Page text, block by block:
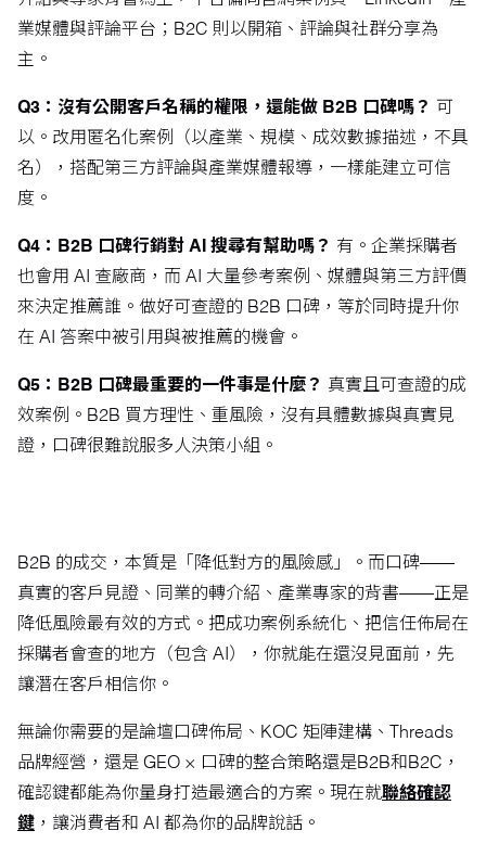
業媒體與評論平台；B2C 則以開箱、評論與社群分享為
主。
Q3：沒有公開客戶名稱的權限，還能做 B2B 口碑嗎？
可
以。改用匿名化案例（以產業、規模、成效數據描述，不具
名），搭配第三方評論與產業媒體報導，一樣能建立可信
度。
Q4：B2B 口碑行銷對 AI 搜尋有幫助嗎？ 有。企業採購者
也會用 AI 查廠商，而 AI 大量參考案例、媒體與第三方評價
來決定推薦誰。做好可查證的 B2B 口碑，等於同時提升你
在 AI 答案中被引用與被推薦的機會。
Q5：B2B 口碑最重要的一件事是什麼？ 真實且可查證的成
效案例。B2B 買方理性、重風險，沒有具體數據與真實見
證，口碑很難說服多人決策小組。
B2B 的成交，本質是「降低對方的風險感」。而口碑——
真實的客戶見證、同業的轉介紹、產業專家的背書——正是
降低風險最有效的方式。把成功案例系統化、把信任佈局在
採購者會查的地方（包含 AI），你就能在還沒見面前，先
讓潛在客戶相信你。
無論你需要的是論壇口碑佈局、KOC 矩陣建構、Threads
品牌經營，還是 GEO × 口碑的整合策略還是B2B和B2C，
確認鍵都能為你量身打造最適合的方案。現在就聯絡確認
鍵 ，讓消費者和 AI 都為你的品牌說話。